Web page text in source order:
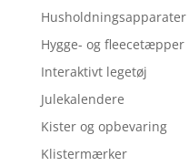
Husholdningsapparater
Hygge- og fleecetæpper
Interaktivt legetøj
Julekalendere
Kister og opbevaring
Klistermærker